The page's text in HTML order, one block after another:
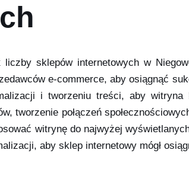
sklepów internetowych w
e-commerce, aby osiągnąć
i tworzeniu treści, aby witryna
tworzenie połączeń
witrynę do najwyżej
aby sklep internetowy mógł